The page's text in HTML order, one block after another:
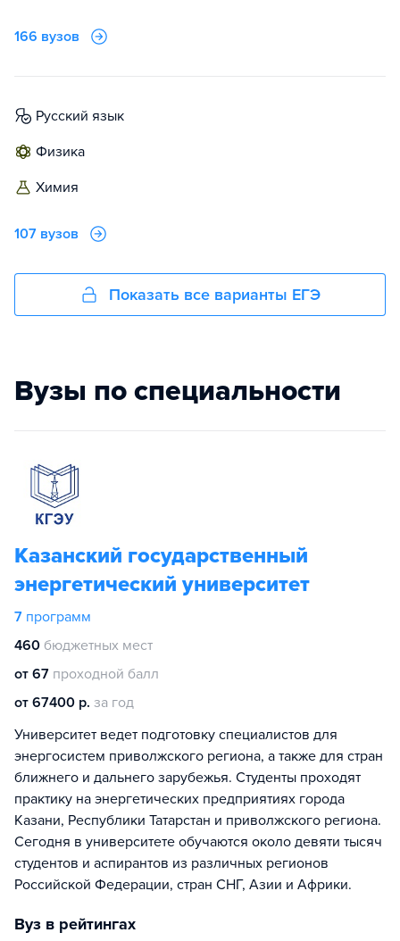
166 вузов
русский язык
физика
химия
107 вузов
Показать все варианты ЕГЭ
Вузы по специальности
Казанский государственный
энергетический университет
7 программ
460 бюджетных мест
от 67 проходной балл
от 67400 р. за год
Университет ведет подготовку специалистов для
энергосистем приволжского региона, а также для стран
ближнего и дальнего зарубежья. Студенты проходят
практику на энергетических предприятиях города
Казани, Республики Татарстан и приволжского региона.
Сегодня в университете обучаются около девяти тысяч
студентов и аспирантов из различных регионов
Российской Федерации, стран СНГ, Азии и Африки.
Вуз в рейтингах